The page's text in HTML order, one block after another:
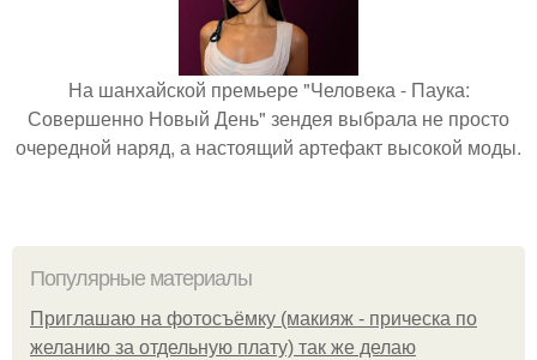
На шанхайской премьере "Человека - Паука:
Совершенно Новый День" зендея выбрала не просто
очередной наряд, а настоящий артефакт высокой моды.
Популярные материалы
Приглашаю на фотосъёмку (макияж - прическа по
желанию за отдельную плату) так же делаю